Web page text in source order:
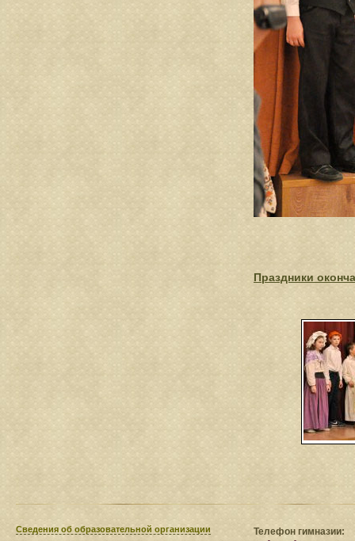
Праздники
Сведения​ об образовательной организации Телефон гимназии: